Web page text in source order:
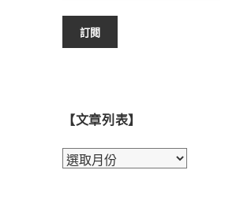
【文章列表】
【文